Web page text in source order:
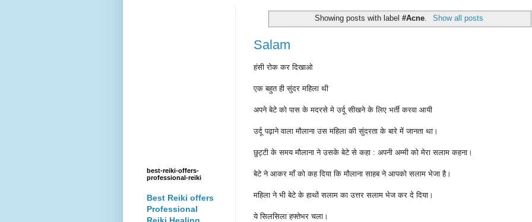
Showing posts with label#Acne. Show all posts
Salam
हंसी रोक कर दिखाओ
एक बहुत ही सुंदर महिला थी
अपने बेटे को पास के मदरसे मे उर्दू सीखने के लिए भर्ती करवा आयी
उर्दू पढ़ाने वाला मौलाना उस महिला की सुंदरता के बारे में जानता था।
छुट्टी के समय मौलाना ने उसके बेटे से कहा : अपनी अम्मी को मेरा सलाम कहना।
बेटे ने आकर माँ को कह दिया कि मौलाना साहब ने आपको सलाम भेजा है‌।
महिला ने भी बेटे के हाथों सलाम का उत्तर सलाम भेज कर दे दिया।
ये सिलसिला हफ्तेभर चला।
best-reiki-offers-
professional-reiki
Best Reiki offers
Professional